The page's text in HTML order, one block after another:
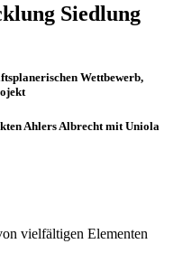
Siedlung
Wettbewerb,
Ahlers Albrecht mit Uniola
vielfältigen Elementen